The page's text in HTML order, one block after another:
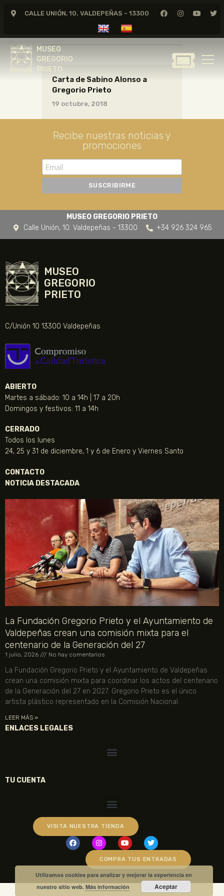
CALLE UNIÓN, 10. VALDEPEÑAS - 13300
MUSEO
GREGORIO
PRIETO
MUSEO
GREGORIO
GREGORIO PRIETO
MUSEO
CERTAMEN DE DIBUJO
FUNDACIÓN
TIENDA
NOTICIAS
Carta de Sabino Alonso a
Gregorio Prieto
19 octubre, 2018
Recibe nuestras noticias y
promociones
MUSEO GREGORIO PRIETO
Calle Unión, 10. Valdepeñas - 13300
+34 926 324 965
MUSEO
GREGORIO
PRIETO
C/Unión 10 13300 Valdepeñas
ABIERTO
Martes a sábado: 10 a 14h | 17 a 20h
Domingos y festivos: 11 a 14h
CERRADO
Todos los lunes
24, 25 y 31 de diciembre, 1 y 6 de Enero y Viernes Santo
CONTACTO
NOTICIA DESTACADA
La Fundación Gregorio Prieto y el Ayuntamiento de
Valdepeñas crean una comisión mixta para el
centenario de la Generación del 27
1 julio, 2026 No hay comentarios
La Fundación Gregorio Prieto y el Ayuntamiento de Valdepeñas
crean una comisión mixta para coordinar los actos del centenario
de la Generación del 27 en 2027. Gregorio Prieto es el único
artista plástico representado en la Comisión Nacional.
LEER MÁS »
ENLACES LEGALES
TU CUENTA
VISITA NUESTRA TIENDA
COMPRA TUS ENTRADAS
Utilizamos cookies para analizar y mejorar la experiencia en
nuestro sitio web.Más información Aceptar